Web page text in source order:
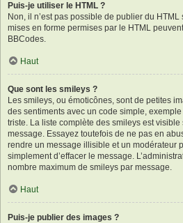
Puis-je utiliser le HTML ?
Non, il n’est pas possible de publier du
mises en forme permises par le HTML
BBCodes.
Haut
Que sont les smileys ?
Les smileys, ou émoticônes, sont de petites
des sentiments avec un code simple,
triste. La liste complète des smileys est
message. Essayez toutefois de ne pas en
rendre un message illisible et un modérateur
simplement d’effacer le message.
nombre maximum de smileys par message.
Haut
Puis-je publier des images ?